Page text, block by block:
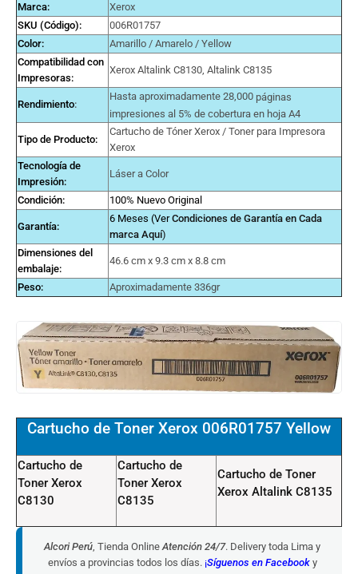
Marca:
Xerox
SKU (Código):
006R01757
Color:
Amarillo / Amarelo / Yellow
Compatibilidad con
Impresoras:
Xerox Altalink C8130, Altalink C8135
Rendimiento:
Hasta aproximadamente 28,000 páginas
impresiones al 5% de cobertura en hoja A4
Tipo de Producto:
Cartucho de Tóner Xerox / Toner para Impresora
Xerox
Tecnología de
Impresión:
Láser a Color
Condición: 100% Nuevo Original
Garantía:
6 Meses (Ver Condiciones de Garantía en Cada
marca Aquí)
Dimensiones del
embalaje:
46.6 cm x 9.3 cm x 8.8 cm
Peso: Aproximadamente 336gr
Cartucho de Toner Xerox 006R01757 Yellow
Cartucho de
Toner Xerox
C8130
Cartucho de
Toner Xerox
C8135
Cartucho de Toner
Xerox Altalink C8135
Alcori Perú, Tienda OnlineAtención 24/7. Delivery toda Lima y
envíos a provincias todos los días. ¡Síguenos en Facebook y